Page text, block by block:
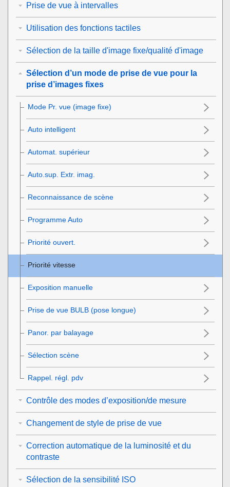
Prise de vue à intervalles
Utilisation des fonctions tactiles
Sélection de la taille d'image fixe/qualité d'image
Sélection d’un mode de prise de vue pour la
prise d’images fixes
Mode Pr. vue (image fixe)
Auto intelligent
Automat. supérieur
Auto.sup. Extr. imag.
Reconnaissance de scène
Programme Auto
Priorité ouvert.
Priorité vitesse
Exposition manuelle
Prise de vue BULB (pose longue)
Panor. par balayage
Sélection scène
Rappel. régl. pdv
Contrôle des modes d’exposition/de mesure
Changement de style de prise de vue
Correction automatique de la luminosité et du
contraste
Sélection de la sensibilité ISO